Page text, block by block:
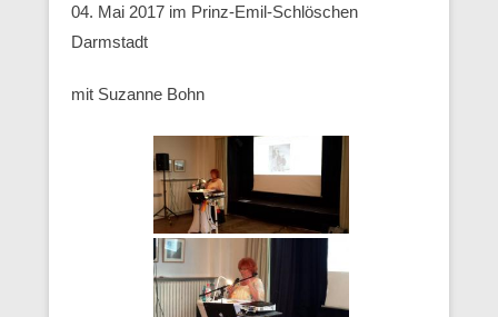
04. Mai 2017 im Prinz-Emil-Schlöschen
Darmstadt
mit Suzanne Bohn